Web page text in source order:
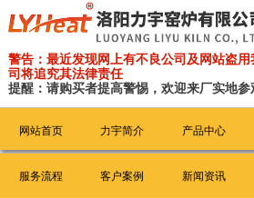
警告：最近发现网上有不良公司及网站盗
司将追究其法律责任
提醒：请购买者提高警惕，欢迎来厂实地
网站首页 力宇简介 产品中心
服务流程 客户案例 新闻资讯